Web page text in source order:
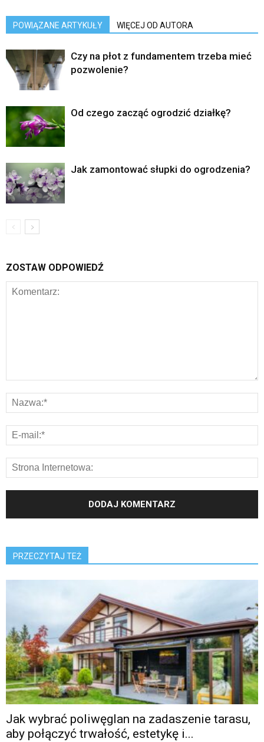
POWIĄZANE ARTYKUŁY WIĘCEJ OD AUTORA
Czy na płot z fundamentem trzeba mieć
pozwolenie?
Od czego zacząć ogrodzić działkę?
Jak zamontować słupki do ogrodzenia?
ZOSTAW ODPOWIEDŹ
PRZECZYTAJ TEŻ
Jak wybrać poliwęglan na zadaszenie tarasu,
aby połączyć trwałość, estetykę i...